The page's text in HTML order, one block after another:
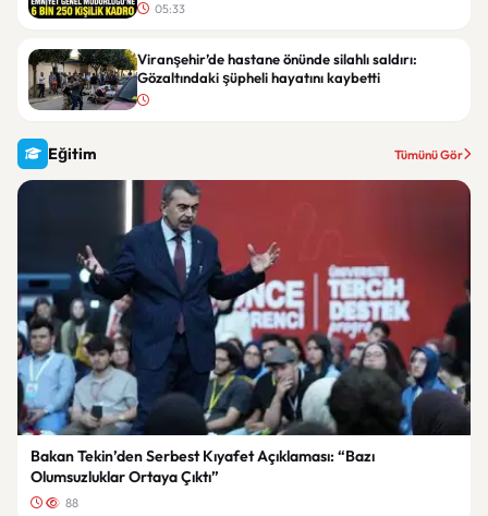
05:33
Viranşehir’de hastane önünde silahlı saldırı:
Gözaltındaki şüpheli hayatını kaybetti
Eğitim Tümünü Gör
Bakan Tekin’den Serbest Kıyafet Açıklaması: “Bazı
Olumsuzluklar Ortaya Çıktı”
88